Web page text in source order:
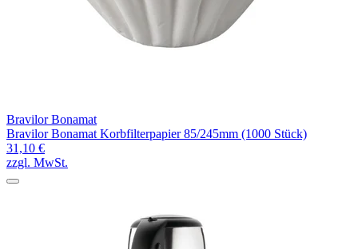
Bravilor Bonamat
Bravilor Bonamat Korbfilterpapier 85/245mm (1000 Stück)
31,10 €
zzgl. MwSt.